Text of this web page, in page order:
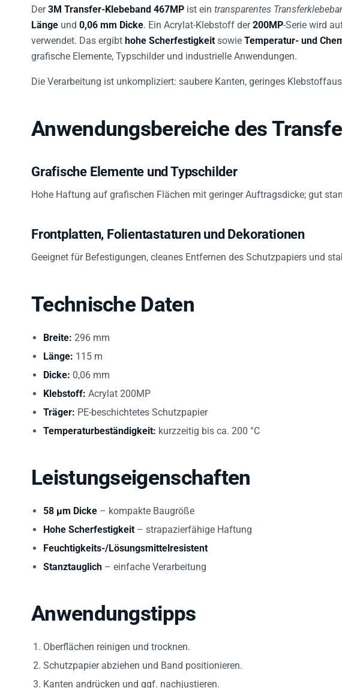
Der3M Transfer-Klebeband 467MP ist ein transparentes
Länge und 0,06 mm Dicke . Ein Acrylat-Klebstoff der200MP-Serie wird
verwendet. Das ergibt hohe Scherfestigkeit sowie Temperatur- und
grafische Elemente, Typschilder und industrielle Anwendungen.
Die Verarbeitung ist unkompliziert: saubere Kanten, geringes
Anwendungsbereiche des
Grafische Elemente und Typschilder
Hohe Haftung auf grafischen Flächen mit geringer Auftragsdicke; gut
Frontplatten, Folientastaturen und Dekorationen
Geeignet für Befestigungen, cleanes Entfernen des Schutzpapiers und
Technische Daten
Breite: 296 mm
Länge: 115 m
Dicke: 0,06 mm
Klebstoff: Acrylat 200MP
Träger: PE-beschichtetes Schutzpapier
Temperaturbeständigkeit: kurzzeitig bis ca. 200 °C
Leistungseigenschaften
58 µm Dicke – kompakte Baugröße
Hohe Scherfestigkeit – strapazierfähige Haftung
Feuchtigkeits-/Lösungsmittelresistent
Stanztauglich – einfache Verarbeitung
Anwendungstipps
Oberflächen reinigen und trocknen.
Schutzpapier abziehen und Band positionieren.
Kanten andrücken und ggf. nachjustieren.